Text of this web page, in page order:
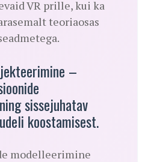
VR prille, kui ka
teoriaosas
–
sissejuhatav
koostamisest.
modelleerimine